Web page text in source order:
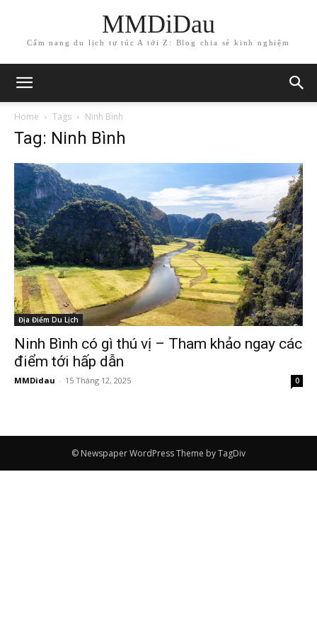
MMDiDau
Cẩm nang du lịch tự túc A tới Z: Blog chia sẻ kinh nghiệm
Home Tags Ninh Bình
Tag: Ninh Bình
Địa Điểm Du Lịch
Ninh Bình có gì thú vị – Tham khảo ngay các
điểm tới hấp dẫn
MMDidau - 15 Tháng 12, 2025 0
© Newspaper WordPress Theme by TagDiv